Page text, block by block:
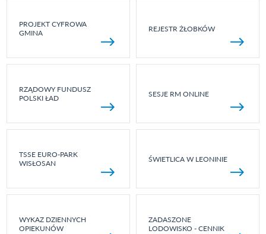
PROJEKT CYFROWA
GMINA
REJESTR ŻŁOBKÓW
RZĄDOWY FUNDUSZ
POLSKI ŁAD
SESJE RM ONLINE
TSSE EURO-PARK
WISŁOSAN
ŚWIETLICA W LEONINIE
WYKAZ DZIENNYCH
OPIEKUNÓW
ZADASZONE
LODOWISKO - CENNIK